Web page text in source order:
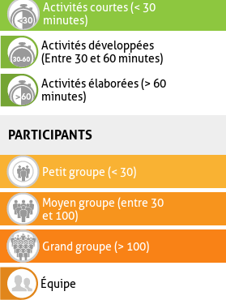
Activités courtes (< 30
minutes)
Activités développées
(Entre 30 et 60 minutes)
Activités élaborées (> 60
minutes)
PARTICIPANTS
Petit groupe (< 30)
Moyen groupe (entre 30
et 100)
Grand groupe (> 100)
Équipe